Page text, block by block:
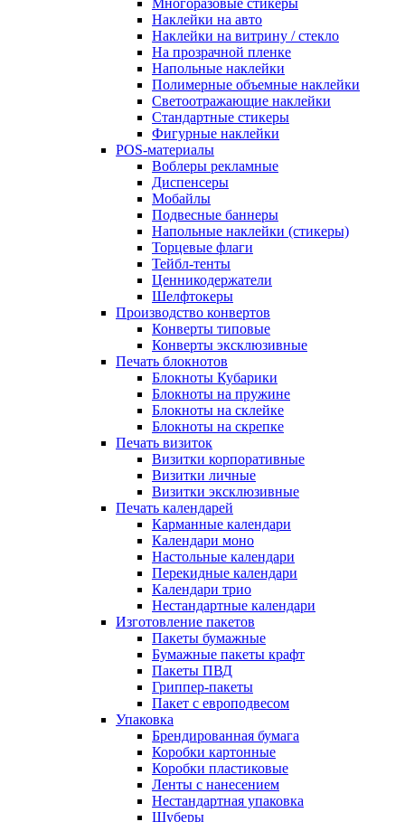
Многоразовые стикеры
Наклейки на авто
Наклейки на витрину / стекло
На прозрачной пленке
Напольные наклейки
Полимерные объемные наклейки
Светоотражающие наклейки
Стандартные стикеры
Фигурные наклейки
POS-материалы
Воблеры рекламные
Диспенсеры
Мобайлы
Подвесные баннеры
Напольные наклейки (стикеры)
Торцевые флаги
Тейбл-тенты
Ценникодержатели
Шелфтокеры
Производство конвертов
Конверты типовые
Конверты эксклюзивные
Печать блокнотов
Блокноты Кубарики
Блокноты на пружине
Блокноты на склейке
Блокноты на скрепке
Печать визиток
Визитки корпоративные
Визитки личные
Визитки эксклюзивные
Печать календарей
Карманные календари
Календари моно
Настольные календари
Перекидные календари
Календари трио
Нестандартные календари
Изготовление пакетов
Пакеты бумажные
Бумажные пакеты крафт
Пакеты ПВД
Гриппер-пакеты
Пакет с европодвесом
Упаковка
Брендированная бумага
Коробки картонные
Коробки пластиковые
Ленты с нанесением
Нестандартная упаковка
Шуберы